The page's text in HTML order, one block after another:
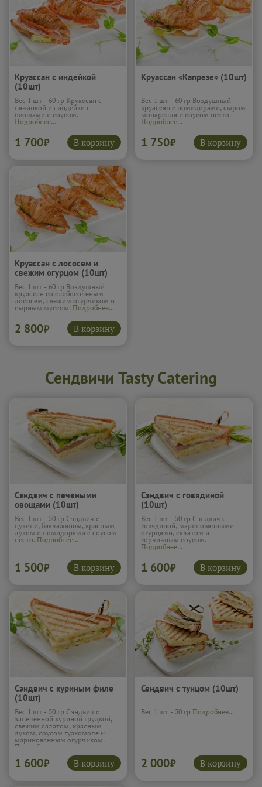
Круассан с индейкой
(10шт)
Вес 1 шт - 60 гр Круассан с
начинкой из индейки с
овощами и соусом.
Подробнее...
1 700₽ В корзину
Круассан «Капрезе» (10шт)
Вес 1 шт - 60 гр Воздушный
круассан с помидорами, сыром
моцарелла и соусом песто.
Подробнее...
1 750₽ В корзину
Круассан с лососем и
свежим огурцом (10шт)
Вес 1 шт - 60 гр Воздушный
круассан со слабосоленым
лососем, свежим огурчиком и
сырным муссом. Подробнее...
2 800₽ В корзину
Сендвичи Tasty Catering
Сэндвич с печеными
овощами (10шт)
Вес 1 шт - 50 гр Сэндвич с
цукини, баклажаном, красным
луком и помидорами с соусом
песто. Подробнее...
1 500₽ В корзину
Сэндвич с говядиной
(10шт)
Вес 1 шт - 50 гр Сэндвич с
говядиной, маринованными
огурцами, салатом и
горчичным соусом.
Подробнее...
1 600₽ В корзину
Сэндвич с куриным филе
(10шт)
Вес 1 шт - 50 гр Сэндвич с
запеченной куриной грудкой,
свежим салатом, красным
луком, соусом гуакомоле и
маринованным огурчиком.
Подробнее...
1 600₽ В корзину
Сендвич с тунцом (10шт)
Вес 1 шт - 50 гр Подробнее...
2 000₽ В корзину